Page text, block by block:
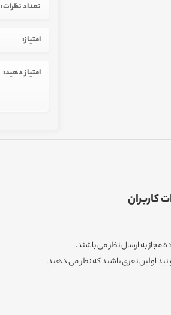
تعداد نظرات:
امتیاز:
امتیاز دهید:
کاربران
مجاز به ارسال نظر می باشند.
اولین نفری باشید که نظر می دهید.